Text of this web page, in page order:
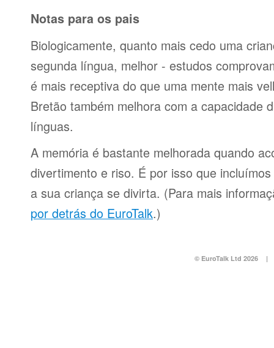
Notas para os pais
Biologicamente, quanto mais cedo uma
segunda língua, melhor - estudos
é mais receptiva do que uma mente mais
Bretão também melhora com a capacidade
línguas.
A memória é bastante melhorada quando
divertimento e riso. É por isso que
a sua criança se divirta. (Para mais
por detrás do EuroTalk.)
© EuroTalk Ltd 2026 |